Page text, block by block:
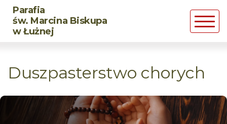
Parafia
św. Marcina Biskupa
w Łużnej
Powrót
Duszpasterze
Św. Marcin Biskup
Powrót
LSO
BMW
Powrót
MAŁŻEŃSTWO
Posługa chorym
Duszpasterstwo chorych